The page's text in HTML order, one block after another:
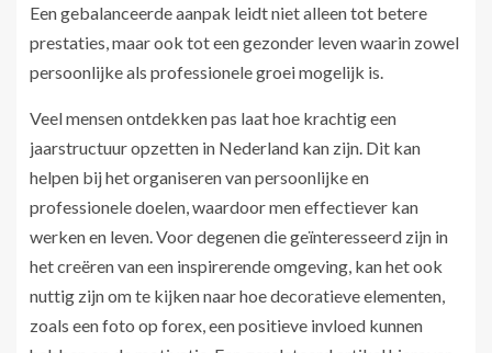
Een gebalanceerde aanpak leidt niet alleen tot betere
prestaties, maar ook tot een gezonder leven waarin zowel
persoonlijke als professionele groei mogelijk is.
Veel mensen ontdekken pas laat hoe krachtig een
jaarstructuur opzetten in Nederland kan zijn. Dit kan
helpen bij het organiseren van persoonlijke en
professionele doelen, waardoor men effectiever kan
werken en leven. Voor degenen die geïnteresseerd zijn in
het creëren van een inspirerende omgeving, kan het ook
nuttig zijn om te kijken naar hoe decoratieve elementen,
zoals een foto op forex, een positieve invloed kunnen